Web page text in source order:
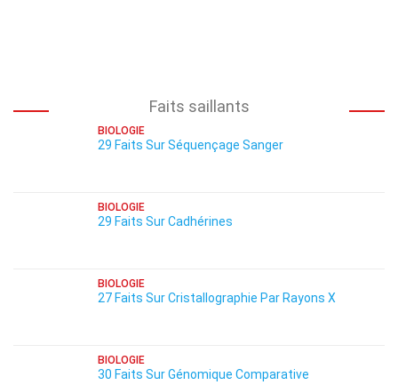
Faits saillants
BIOLOGIE
29 Faits Sur Séquençage Sanger
BIOLOGIE
29 Faits Sur Cadhérines
BIOLOGIE
27 Faits Sur Cristallographie Par Rayons X
BIOLOGIE
30 Faits Sur Génomique Comparative